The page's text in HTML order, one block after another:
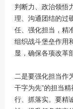
判断力、政治领悟
理、沟通团结的过
任、强化担当，精
组织战斗堡垒作用
显，确保各项改革
二是要强化担当作
干字为先”的担当
行、抓落实。要精